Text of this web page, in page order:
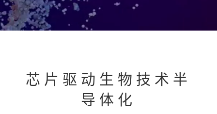
芯片驱动生物技术半
导体化